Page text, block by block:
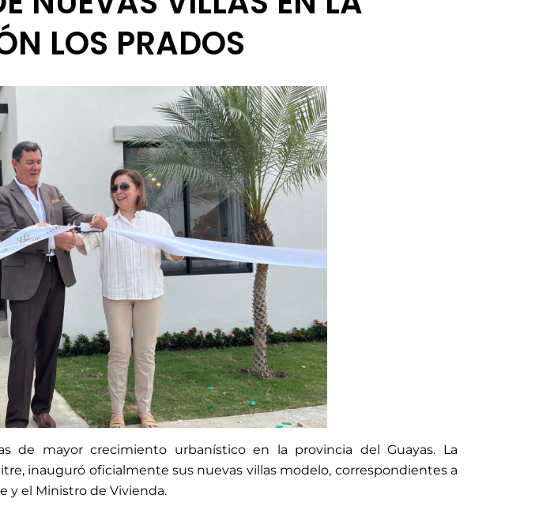
LOS PRADOS
de mayor crecimiento urbanístico en la provincia del Guayas. La
inauguró oficialmente sus nuevas villas modelo, correspondientes a
y el Ministro de Vivienda.